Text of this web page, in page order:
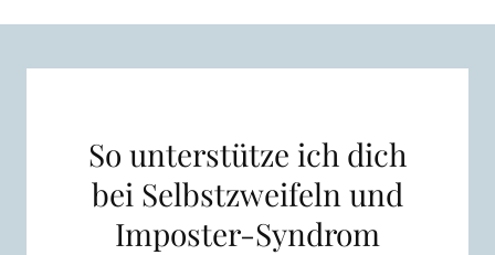
So unterstütze ich dich
bei Selbstzweifeln und
Imposter-Syndrom